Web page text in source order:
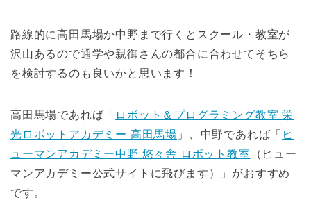
路線的に高田馬場か中野まで行くとスクール・教室が
沢山あるので通学や親御さんの都合に合わせてそちら
を検討するのも良いかと思います！
高田馬場であれば「 ロボット＆プログラミング教室 栄
光ロボットアカデミー 高田馬場 」、中野であれば「 ヒ
ューマンアカデミー中野 悠々舎 ロボット教室 （ヒュー
マンアカデミー公式サイトに飛びます）」がおすすめ
です。